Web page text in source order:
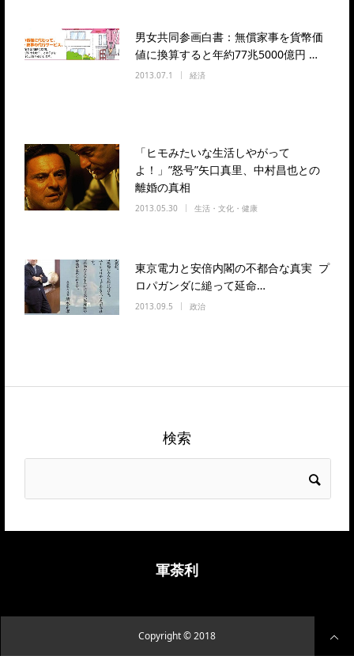
男女共同参画白書：無償家事を貨幣価
値に換算すると年約77兆5000億円 …
2013.07.1 経済
「ヒモみたいな生活しやがって
よ！」”怒号”矢口真里、中村昌也との
離婚の真相
2013.05.30 生活・文化・健康
東京電力と安倍内閣の不都合な真実 プ
ロパガンダに縋って延命…
2013.09.5 政治
検索
軍荼利
Copyright © 2018